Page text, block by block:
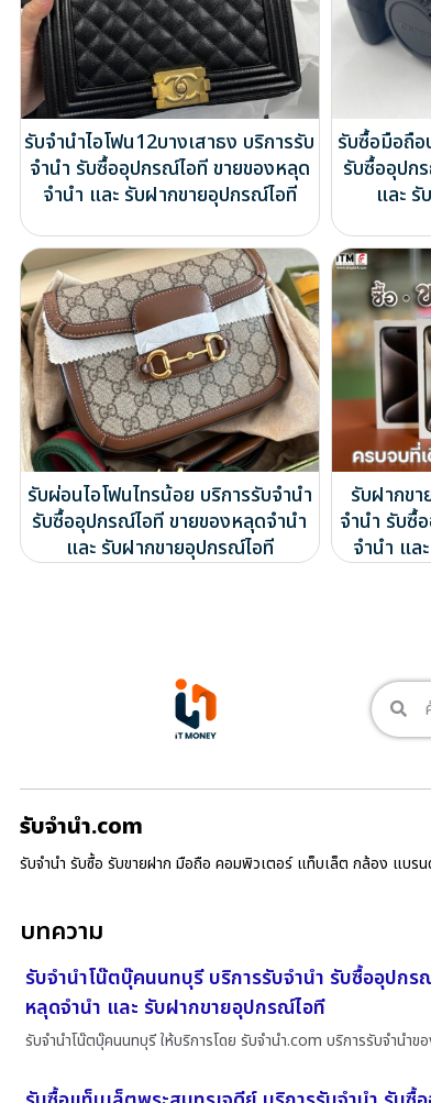
รับจำนำไอโฟน12บางเสาธง บริการรับ
จำนำ รับซื้ออุปกรณ์ไอที ขายของหลุด
จำนำ และ รับฝากขายอุปกรณ์ไอที
รับซื้อมือถือ
รับซื้ออุปก
และ
รับผ่อนไอโฟนไทรน้อย บริการรับจำนำ
รับซื้ออุปกรณ์ไอที ขายของหลุดจำนำ
และ รับฝากขายอุปกรณ์ไอที
รับฝากข
จำนำ รับซื้
จำนำ แล
รับจํานํา.com
รับจำนำ รับซื้อ รับขายฝาก มือถือ คอมพิวเตอร์ แท็บเล็ต กล้อง แบรน
บทความ
รับจำนำโน๊ตบุ๊คนนทบุรี บริการรับจำนำ รับซื้ออุปกร
หลุดจำนำ และ รับฝากขายอุปกรณ์ไอที
รับจำนำโน๊ตบุ๊คนนทบุรี ให้บริการโดย รับจํานํา.com บริการรับจำนำข